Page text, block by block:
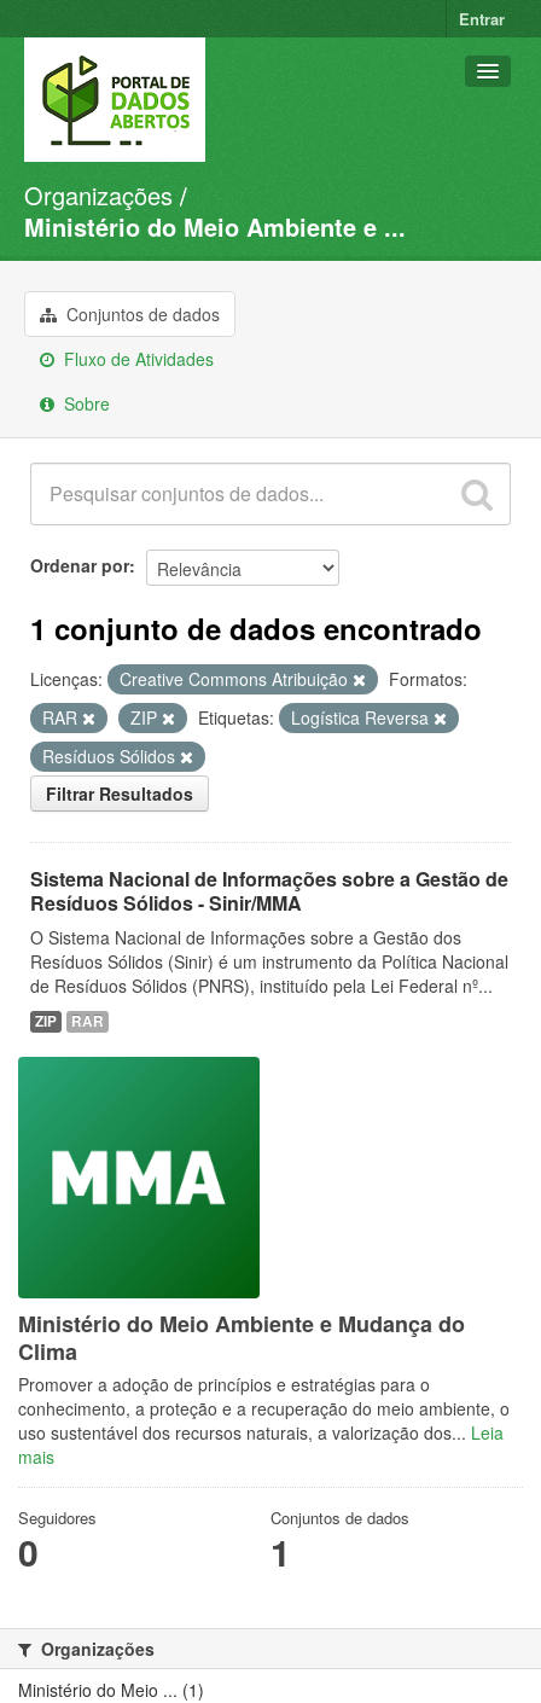
Entrar
Conjuntos de dados
Organizações
Sobre
Organizações
Ministério do Meio Ambiente e ...
Conjuntos de dados
Fluxo de Atividades
Sobre
Ordenar por
1 conjunto de dados encontrado
Licenças: Creative Commons Atribuição
Formatos:
RAR
ZIP Etiquetas:
Logística Reversa
Resíduos Sólidos
Filtrar Resultados
Sistema Nacional de Informações sobre a Gestão de
Resíduos Sólidos - Sinir/MMA
O Sistema Nacional de Informações sobre a Gestão dos
Resíduos Sólidos (Sinir) é um instrumento da Política Nacional
de Resíduos Sólidos (PNRS), instituído pela Lei Federal nº...
ZIP RAR
Ministério do Meio Ambiente e Mudança do
Clima
Promover a adoção de princípios e estratégias para o
conhecimento, a proteção e a recuperação do meio ambiente, o
uso sustentável dos recursos naturais, a valorização dos... Leia
mais
Seguidores
0
Conjuntos de dados
1
Organizações
Ministério do Meio ... (1)